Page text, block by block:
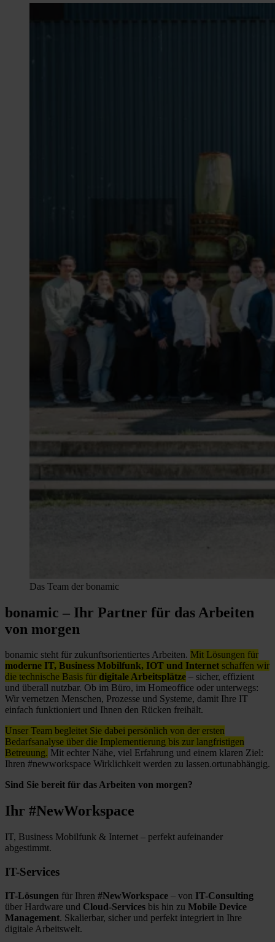
Das Team der bonamic
bonamic – Ihr Partner für das Arbeiten
von morgen
bonamic steht für zukunftsorientiertes Arbeiten. Mit Lösungen für
moderne IT, Business Mobilfunk, IOT und Internet schaffen wir
die technische Basis für digitale Arbeitsplätze – sicher, effizient
und überall nutzbar. Ob im Büro, im Homeoffice oder unterwegs:
Wir vernetzen Menschen, Prozesse und Systeme, damit Ihre IT
einfach funktioniert und Ihnen den Rücken freihält.
Unser Team begleitet Sie dabei persönlich von der ersten
Bedarfsanalyse über die Implementierung bis zur langfristigen
Betreuung. Mit echter Nähe, viel Erfahrung und einem klaren Ziel:
Ihren #newworkspace Wirklichkeit werden zu lassen.ortunabhängig.
Sind Sie bereit für das Arbeiten von morgen?
Ihr #NewWorkspace
IT, Business Mobilfunk & Internet – perfekt aufeinander
abgestimmt.
IT-Services
IT-Lösungen für Ihren #NewWorkspace – von IT-Consulting
über Hardware und Cloud-Services bis hin zu Mobile Device
Management. Skalierbar, sicher und perfekt integriert in Ihre
digitale Arbeitswelt.